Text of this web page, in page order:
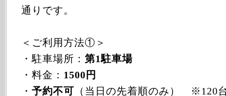
通りです。
＜ご利用方法①＞
・駐車場所： 第1駐車場
・料金： 1500円
・ 予約不可 （当日の先着順のみ） ※120